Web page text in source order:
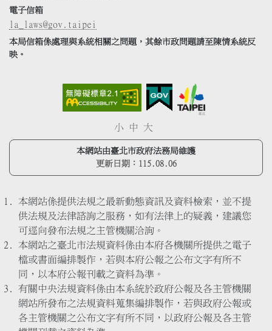
電子信箱
la_laws@gov.taipei
本局信箱係處理與系統相關之問題，其餘市政問題請至陳情系統反
映。
小 中 大
本網站由臺北市政府法務局維護
更新日期： 115.08.06
本網站係提供法規之最新動態資訊及資料檢索，並不提
供法規及法律諮詢之服務，如有法律上的疑義，建議您
可逕向發布法規之主管機關洽詢。
本網站之臺北市法規資料係由本府各機關所提供之電子
檔或書面編排製作，若與本府公報之公布文字有所不
同，以本府公報刊載之資料為準。
有關中央法規資料係由本系統於政府公報及各主管機關
網站所發布之法規資料蒐集編排製作，若與政府公報或
各主管機關之公布文字有所不同，以政府公報及各主管